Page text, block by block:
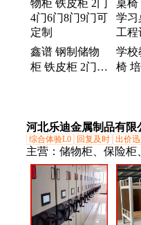
鑫谱 钢制储物
柜 铁皮柜 2门4
学校
椅
河北乐迪金属制品有限
综合体验L0 回复及时 出价
主营： 储物柜、保险柜